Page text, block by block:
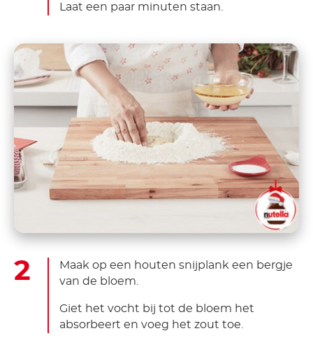
Laat een paar minuten staan.
Maak op een houten snijplank een bergje
van de bloem.
Giet het vocht bij tot de bloem het
absorbeert en voeg het zout toe.